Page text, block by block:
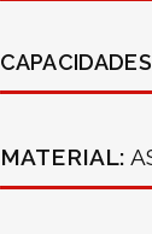
MATERIAL: